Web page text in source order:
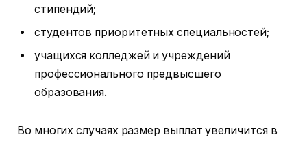
стипендий;
студентов приоритетных специальностей;
учащихся колледжей и учреждений
профессионального предвысшего
образования.
Во многих случаях размер выплат увеличится в